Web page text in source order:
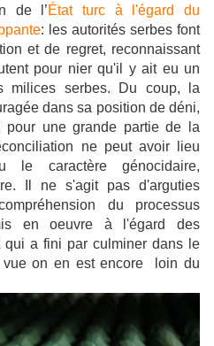
de l’État turc à l'égard du
: les autorités serbes font
et de regret, reconnaissant
pour nier qu'il y ait eu un
milices serbes. Du coup, la
dans sa position de déni,
une grande partie de la
ne peut avoir lieu
le caractère génocidaire,
Il ne s'agit pas d'arguties
du processus
en oeuvre à l'égard des
qui a fini par culminer dans le
on en est encore loin du